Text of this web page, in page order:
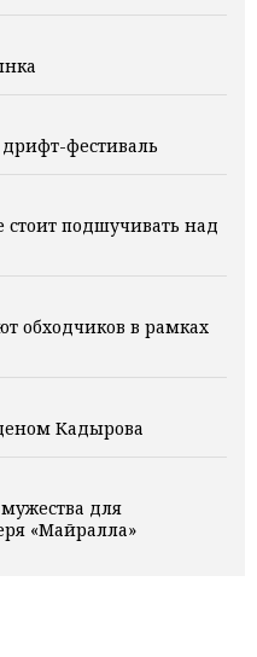
дрифт-фестиваль
стоит подшучивать над
обходчиков в рамках
Кадырова
для
«Майралла»